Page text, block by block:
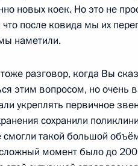
по обеспечению
технологий в
разговор с
Токаевым
года, 14:20
новых коек. Но это не
что после ковида мы их
наметили.
разговор, когда Вы
этим вопросом, но очень
укреплять первичное
сохранили
такой большой
момент было до